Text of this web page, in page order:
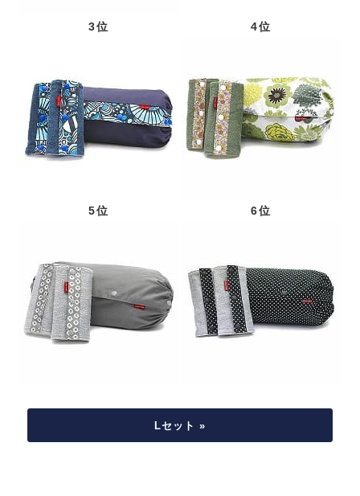
3位 4位
5位 6位
Lセット »